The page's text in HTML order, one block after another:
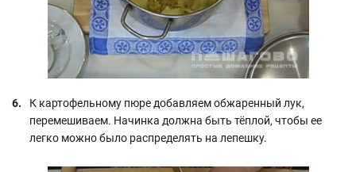
К картофельному пюре добавляем обжаренный лук,
перемешиваем. Начинка должна быть тёплой, чтобы ее
легко можно было распределять на лепешку.